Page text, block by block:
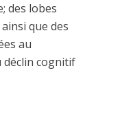
des lobes
que des
au
déclin cognitif